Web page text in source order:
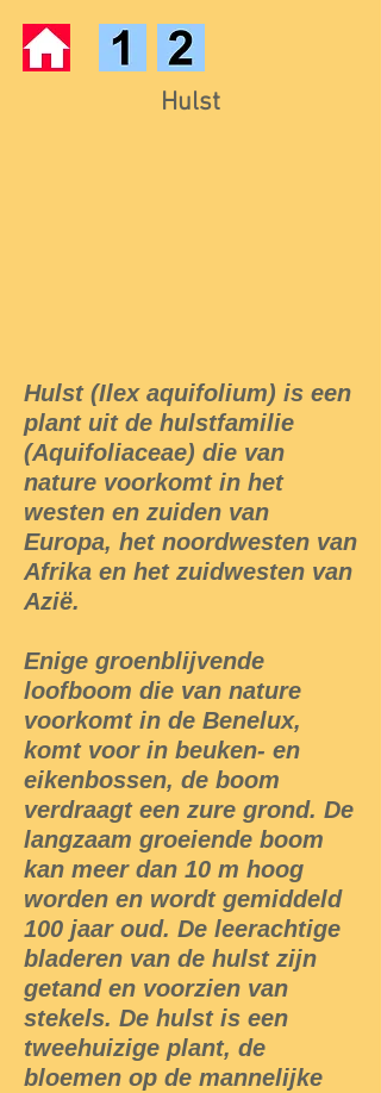
Hulst
Hulst (Ilex aquifolium) is een
plant uit de hulstfamilie
(Aquifoliaceae) die van
nature voorkomt in het
westen en zuiden van
Europa, het noordwesten van
Afrika en het zuidwesten van
Azië.
Enige groenblijvende
loofboom die van nature
voorkomt in de Benelux,
komt voor in beuken- en
eikenbossen, de boom
verdraagt een zure grond. De
langzaam groeiende boom
kan meer dan 10 m hoog
worden en wordt gemiddeld
100 jaar oud. De leerachtige
bladeren van de hulst zijn
getand en voorzien van
stekels. De hulst is een
tweehuizige plant, de
bloemen op de mannelijke